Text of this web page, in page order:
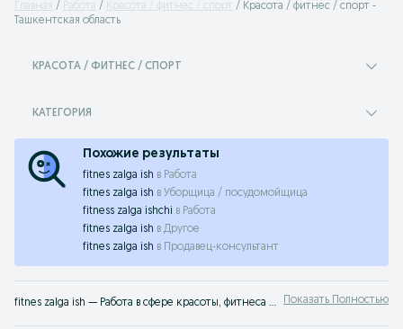
Главная Работа Красота / фитнес / спорт
Красота / фитнес / спорт -
Ташкентская область
КРАСОТА / ФИТНЕС / СПОРТ
КАТЕГОРИЯ
Похожие результаты
fitnes zalga ish в Работа
fitnes zalga ish в Уборщица / посудомойщица
fitness zalga ishchi в Работа
fitnes zalga ish в Другое
fitnes zalga ish в Продавец-консультант
fitnes zalga ish — Работа в сфере красоты, фитнеса и спорта ⭐ вакансии для тренеров, бьюти-мастеров и консультантов ⚡ достойные условия ✔️ прямые работодатели Ташкентская область на OLX.uz Показать Полностью